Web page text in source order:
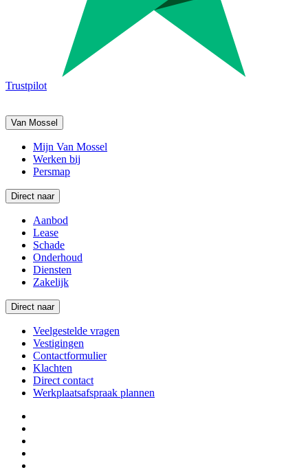
Trustpilot
Van Mossel
Mijn Van Mossel
Werken bij
Persmap
Direct naar
Aanbod
Lease
Schade
Onderhoud
Diensten
Zakelijk
Direct naar
Veelgestelde vragen
Vestigingen
Contactformulier
Klachten
Direct contact
Werkplaatsafspraak plannen